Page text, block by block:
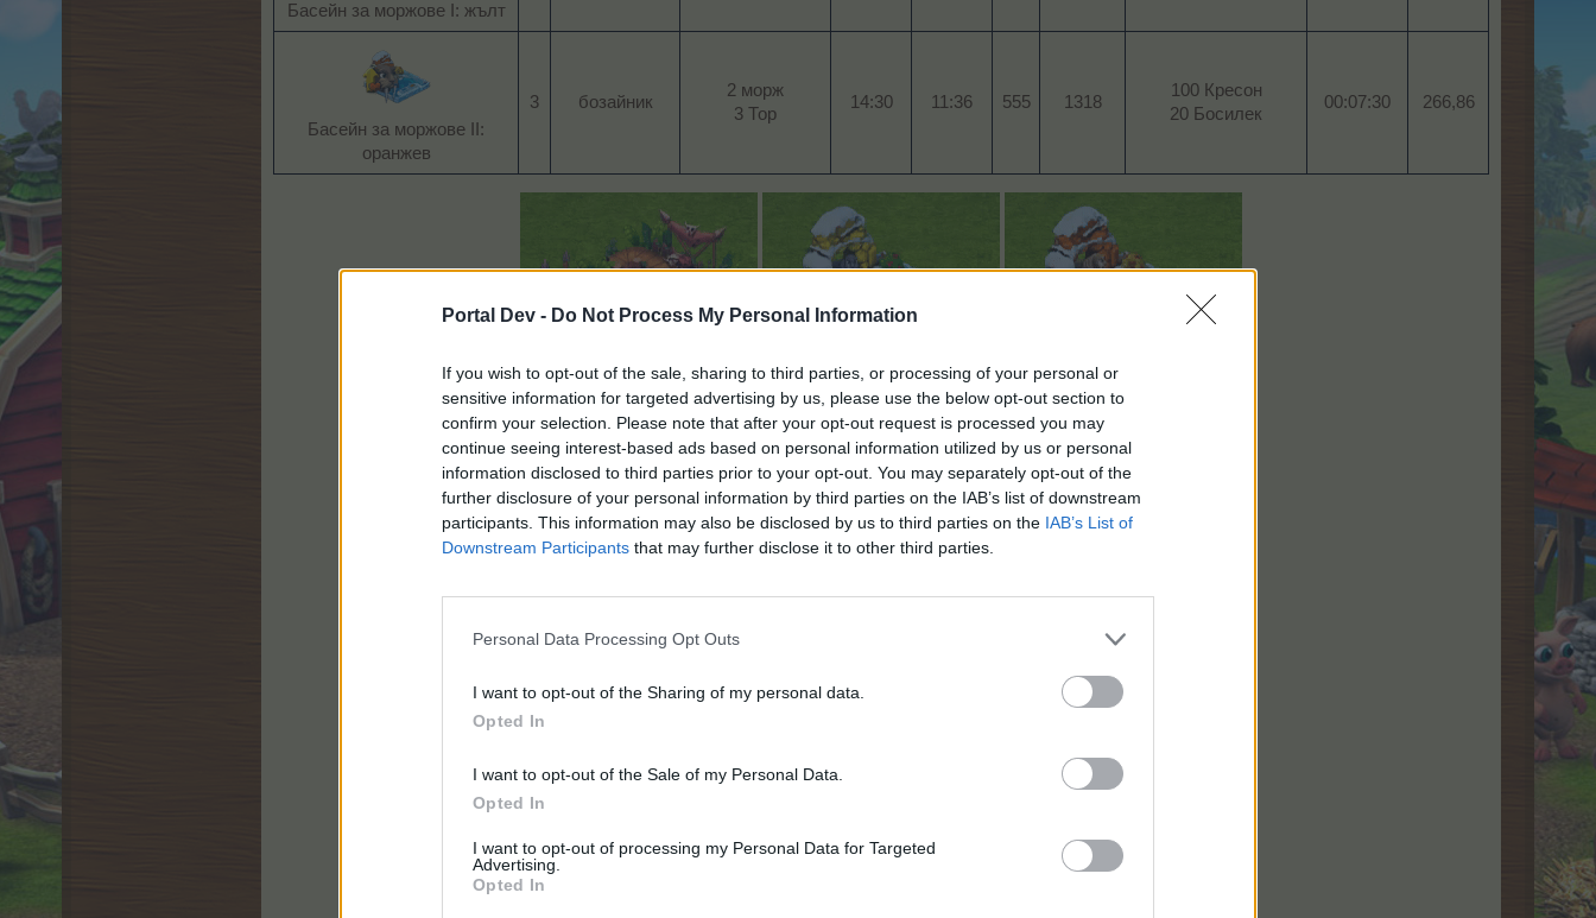
Portal Dev - Do Not Process My Personal Information
If you wish to opt-out of the sale, sharing to third parties, or processing of your personal or
sensitive information for targeted advertising by us, please use the below opt-out section to
confirm your selection. Please note that after your opt-out request is processed you may
continue seeing interest-based ads based on personal information utilized by us or personal
information disclosed to third parties prior to your opt-out. You may separately opt-out of the
further disclosure of your personal information by third parties on the IAB’s list of downstream
participants. This information may also be disclosed by us to third parties on the IAB’s List of
Downstream Participants that may further disclose it to other third parties.
Personal Data Processing Opt Outs
I want to opt-out of the Sharing of my personal data.
Opted In
I want to opt-out of the Sale of my Personal Data.
Opted In
I want to opt-out of processing my Personal Data for Targeted
Advertising.
Opted In
Басейн за моржове I: жълт​
Басейн за моржове II:
оранжев​
3​ бозайник​
2 морж
3 Тор​
14:30​ 11:36 555​ 1318​
100 Кресон
20 Босилек​
00:07:30 266,86​
Заедно с това в играта ще бъде въведен и нов постоянен куест
Повече информация за него можете да намерите тук:
Куестовете в читалището